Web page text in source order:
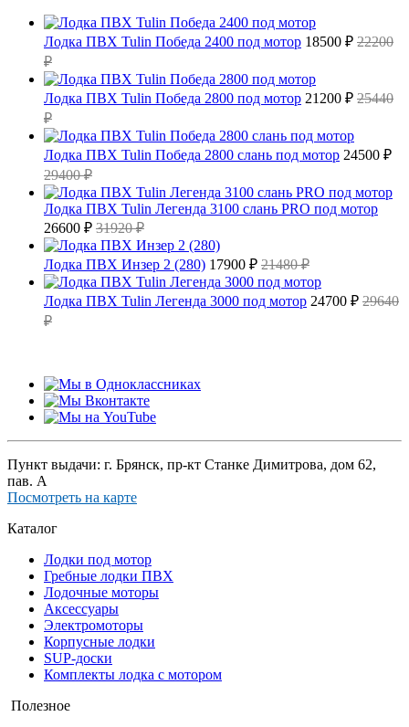
Лодка ПВХ Tulin Победа 2400 под мотор 18500 ₽ 22200
₽
Лодка ПВХ Tulin Победа 2800 под мотор 21200 ₽ 25440
₽
Лодка ПВХ Tulin Победа 2800 слань под мотор 24500 ₽
29400 ₽
Лодка ПВХ Tulin Легенда 3100 слань PRO под мотор
26600 ₽ 31920 ₽
Лодка ПВХ Инзер 2 (280) 17900 ₽ 21480 ₽
Лодка ПВХ Tulin Легенда 3000 под мотор 24700 ₽ 29640
₽
Пункт выдачи: г. Брянск, пр-кт Станке Димитрова, дом 62,
пав. А
Посмотреть на карте
Каталог
Лодки под мотор
Гребные лодки ПВХ
Лодочные моторы
Аксессуары
Электромоторы
Корпусные лодки
SUP-доски
Комплекты лодка с мотором
Полезное